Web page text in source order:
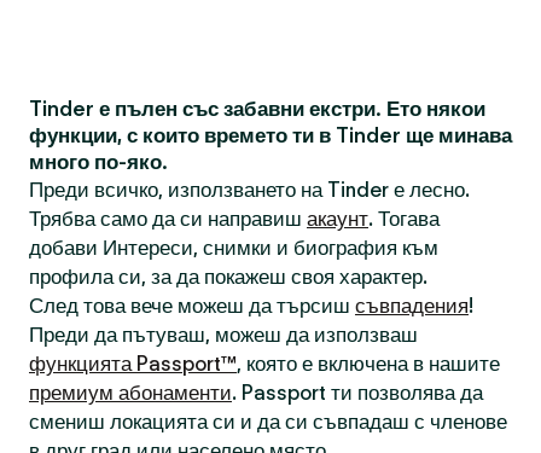
Tinder е пълен със забавни екстри. Ето някои
функции, с които времето ти в Tinder ще минава
много по-яко.
Преди всичко, използването на Tinder е лесно.
Трябва само да си направиш акаунт. Тогава
добави Интереси, снимки и биография към
профила си, за да покажеш своя характер.
След това вече можеш да търсиш съвпадения!
Преди да пътуваш, можеш да използваш
функцията Passport™, която е включена в нашите
премиум абонаменти. Passport ти позволява да
смениш локацията си и да си съвпадаш с членове